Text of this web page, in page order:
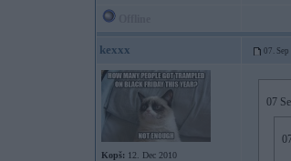
kexxx 07.
Kopš: 12. Dec 2010
07